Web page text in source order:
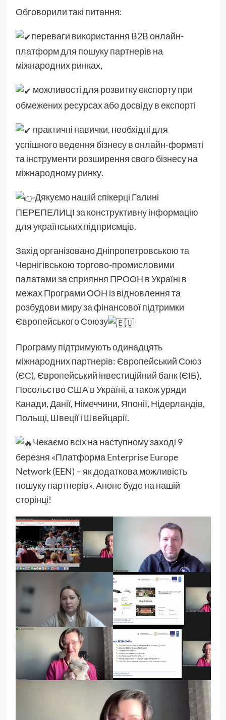
Обговорили такі питання:
переваги використання B2B онлайн-
платформ для пошуку партнерів на
міжнародних ринках,
можливості для розвитку експорту при
обмежених ресурсах або досвіду в експорті
практичні навички, необхідні для
успішного ведення бізнесу в онлайн-форматі
та інструменти розширення свого бізнесу на
міжнародному ринку.
Дякуємо нашій спікерці Галині
ПЕРЕПЕЛИЦІ за конструктивну інформацію
для українських підприємців.
Захід організовано Дніпропетровською та
Чернігівською торгово-промисловими
палатами за сприяння ПРООН в Україні в
межах Програми ООН із відновлення та
розбудови миру за фінансової підтримки
Європейського Союзу
Програму підтримують одинадцять
міжнародних партнерів: Європейський Союз
(ЄС), Європейський інвестиційний банк (ЄІБ),
Посольство США в Україні, а також уряди
Канади, Данії, Німеччини, Японії, Нідерландів,
Польщі, Швеції і Швейцарії.
Чекаємо всіх на наступному заході 9
березня «Платформа Enterprise Europe
Network (EEN) – як додаткова можливість
пошуку партнерів». Анонс буде на нашій
сторінці!